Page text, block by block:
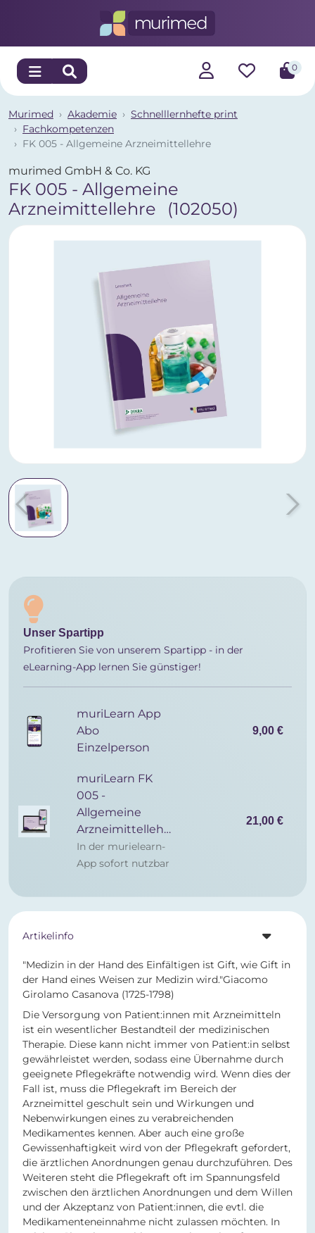
0
Murimed Akademie
Schnelllernhefte print
Fachkompetenzen
FK 005 - Allgemeine Arzneimittellehre
murimed GmbH & Co. KG
FK 005 - Allgemeine
Arzneimittellehre
(102050)
Unser Spartipp
Profitieren Sie von unserem Spartipp - in der
eLearning-App lernen Sie günstiger!
muriLearn App
Abo
Einzelperson
9,00 €
muriLearn FK
005 -
Allgemeine
Arzneimittellehre
In der murielearn-
App sofort nutzbar
21,00 €
Artikelinfo
"Medizin in der Hand des Einfältigen ist Gift, wie Gift in
der Hand eines Weisen zur Medizin wird."Giacomo
Girolamo Casanova (1725-1798)
Die Versorgung von Patient:innen mit Arzneimitteln
ist ein wesentlicher Bestandteil der medizinischen
Therapie. Diese kann nicht immer von Patient:in selbst
gewährleistet werden, sodass eine Übernahme durch
geeignete Pflegekräfte notwendig wird. Wenn dies der
Fall ist, muss die Pflegekraft im Bereich der
Arzneimittel geschult sein und Wirkungen und
Nebenwirkungen eines zu verabreichenden
Medikamentes kennen. Aber auch eine große
Gewissenhaftigkeit wird von der Pflegekraft gefordert,
die ärztlichen Anordnungen genau durchzuführen. Des
Weiteren steht die Pflegekraft oft im Spannungsfeld
zwischen den ärztlichen Anordnungen und dem Willen
und der Akzeptanz von Patient:innen, die evtl. die
Medikamenteneinnahme nicht zulassen möchten. In